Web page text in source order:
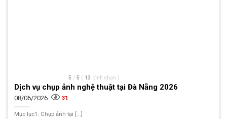
5 / 5 ( 13 bình chọn )
Dịch vụ chụp ảnh nghệ thuật tại Đà Nẵng 2026
08/06/2026 31
Mục lục1. Chụp ảnh tại [...]